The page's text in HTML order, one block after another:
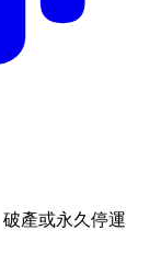
產或永久停運